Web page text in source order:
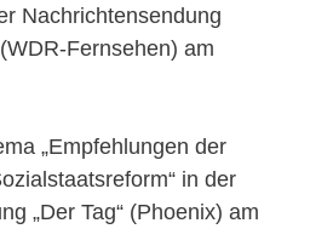
Nachrichtensendung
Fernsehen) am
„Empfehlungen der
in der
„Der Tag“ (Phoenix) am